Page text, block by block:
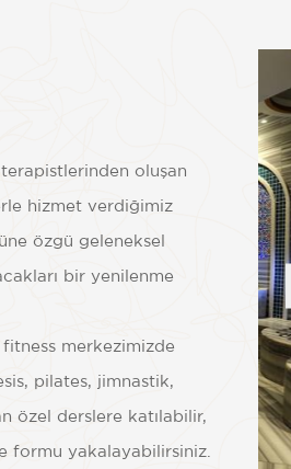
terapistlerinden oluşan
hizmet verdiğimiz
özgü geleneksel
bir yenilenme
merkezimizde
pilates, jimnastik,
özel derslere katılabilir,
formu yakalayabilirsiniz.
Wellness